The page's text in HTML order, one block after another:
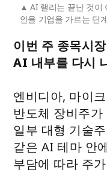
AI 랠리는 끝난 것이
안을 기업을 가르는 단
이번 주 종목시
AI 내부를 다시
엔비디아, 마이
반도체 장비주
일부 대형 기술
같은 AI 테마 안
부담에 따라 주